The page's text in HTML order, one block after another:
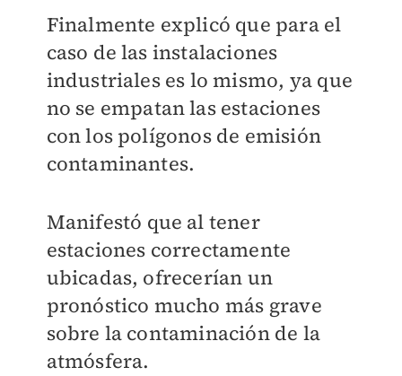
Finalmente explicó que para el
caso de las instalaciones
industriales es lo mismo, ya que
no se empatan las estaciones
con los polígonos de emisión
contaminantes.
Manifestó que al tener
estaciones correctamente
ubicadas, ofrecerían un
pronóstico mucho más grave
sobre la contaminación de la
atmósfera.